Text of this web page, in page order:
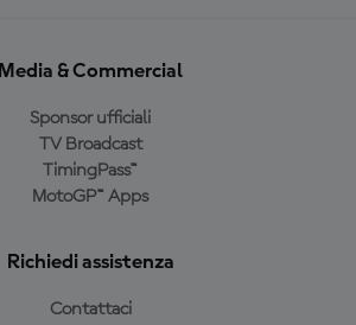
Media & Commercial
Sponsor ufficiali
TV Broadcast
TimingPass™
MotoGP™ Apps
Richiedi assistenza
Contattaci